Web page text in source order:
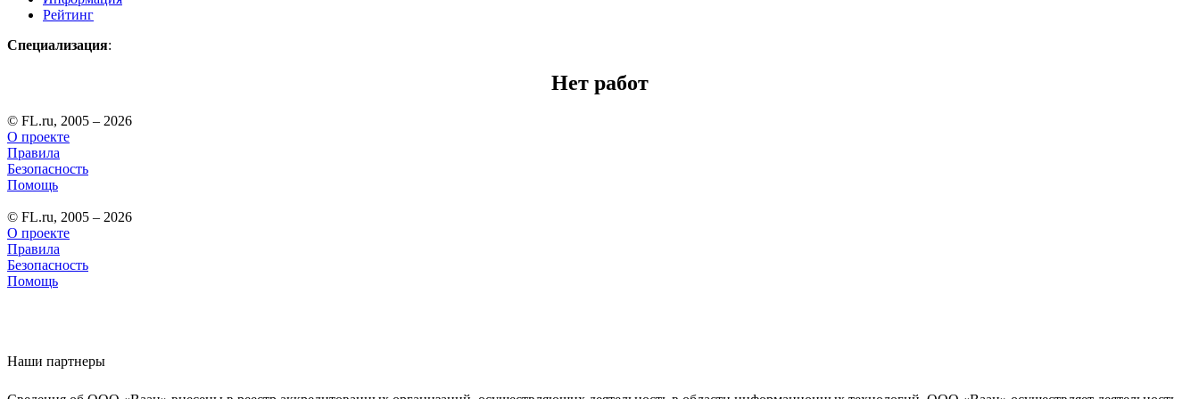
Рейтинг
Специализация:
Нет работ
© FL.ru, 2005 – 2026
О проекте
Правила
Безопасность
Помощь
© FL.ru, 2005 – 2026
О проекте
Правила
Безопасность
Помощь
Наши партнеры